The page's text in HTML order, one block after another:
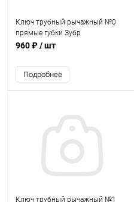
Ключ трубный рычажный №0
прямые губки Зубр
960 ₽/ шт
Подробнее
Ключ трубный рычажный №1